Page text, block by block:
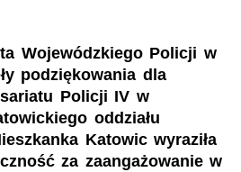
Wojewódzkiego Policji w
podziękowania dla
Policji IV w
oddziału
Katowic wyraziła
za zaangażowanie w